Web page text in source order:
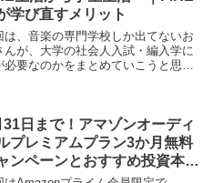
学び直すメリット
は、音楽の専門学校しか出てないお
んが、大学の社会人入試・編入学に
必要なのかをまとめていこうと思い
せっかく大学を目指...
31日まで！アマゾンオーディ
プレミアムプラン3か月無料
ンペーンとおすすめ投資本の
介※キャンペーン終了